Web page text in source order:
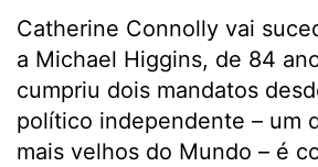
Catherine Connolly vai
a Michael Higgins, de 84
cumpriu dois mandatos
político independente – um
mais velhos do Mundo – é